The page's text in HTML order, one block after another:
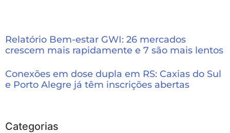
Relatório Bem-estar GWI: 26 mercados
crescem mais rapidamente e 7 são mais lentos
Conexões em dose dupla em RS: Caxias do Sul
e Porto Alegre já têm inscrições abertas
Categorias